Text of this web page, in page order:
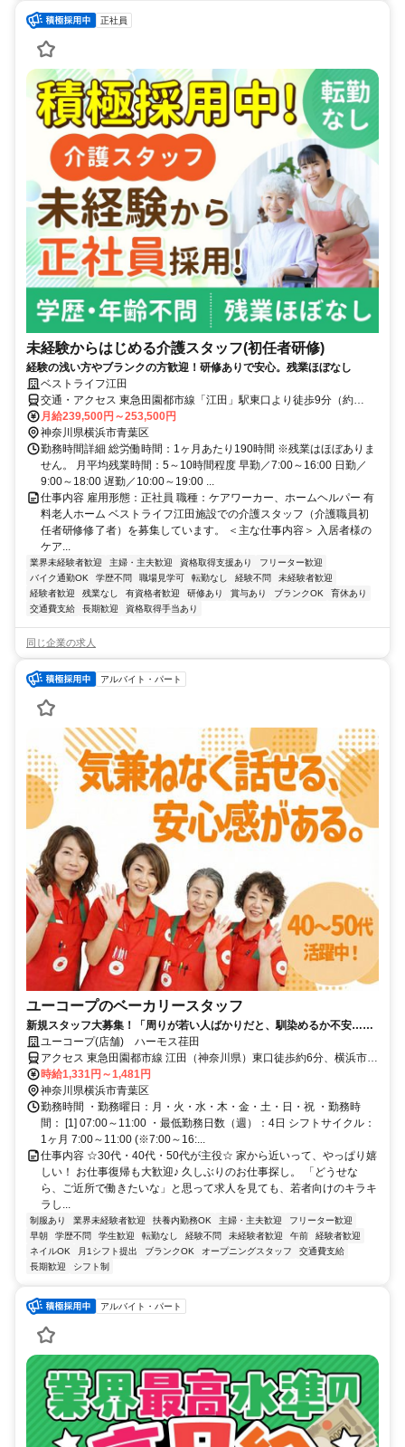
正社員
未経験からはじめる介護スタッフ(初任者研修)
経験の浅い方やブランクの方歓迎！研修ありで安心。残業ほぼなし
ベストライフ江田
交通・アクセス 東急田園都市線「江田」駅東口より徒歩9分（約
720m）
月給239,500円～253,500円
神奈川県横浜市青葉区
勤務時間詳細 総労働時間：1ヶ月あたり190時間 ※残業はほぼありま
せん。 月平均残業時間：5～10時間程度 早勤／7:00～16:00 日勤／
9:00～18:00 遅勤／10:00～19:00 ...
仕事内容 雇用形態：正社員 職種：ケアワーカー、ホームヘルパー 有
料老人ホーム ベストライフ江田施設での介護スタッフ（介護職員初
任者研修修了者）を募集しています。 ＜主な仕事内容＞ 入居者様の
ケア...
業界未経験者歓迎 主婦・主夫歓迎 資格取得支援あり
フリーター歓迎
バイク通勤OK
学歴不問 職場見学可 転勤なし 経験不問
未経験者歓迎
経験者歓迎
残業なし 有資格者歓迎 研修あり 賞与あり ブランクOK
育休あり
交通費支給
長期歓迎 資格取得手当あり
同じ企業の求人
アルバイト・パート
ユーコープのベーカリースタッフ
新規スタッフ大募集！「周りが若い人ばかりだと、馴染めるか不安…」
そんなあなたに、心から安心できる職場があります。
ユーコープ(店舗) ハーモス荏田
アクセス 東急田園都市線 江田（神奈川県）東口徒歩約6分、横浜市営
ブルーライン あざみ野2番口徒歩約19分、東急田園都市線 あざみ野
東口徒歩約21分
時給1,331円～1,481円
神奈川県横浜市青葉区
勤務時間 ・勤務曜日：月・火・水・木・金・土・日・祝 ・勤務時
間： [1] 07:00～11:00 ・最低勤務日数（週）：4日 シフトサイクル：
1ヶ月 7:00～11:00 (※7:00～16:...
仕事内容 ☆30代・40代・50代が主役☆ 家から近いって、やっぱり嬉
しい！ お仕事復帰も大歓迎♪ 久しぶりのお仕事探し。 「どうせな
ら、ご近所で働きたいな」と思って求人を見ても、若者向けのキラキ
ラし...
制服あり 業界未経験者歓迎 扶養内勤務OK 主婦・主夫歓迎
フリーター歓迎
早朝
学歴不問 学生歓迎 転勤なし 経験不問 未経験者歓迎 午前
経験者歓迎
ネイルOK
月1シフト提出 ブランクOK オープニングスタッフ
交通費支給
長期歓迎
シフト制
アルバイト・パート